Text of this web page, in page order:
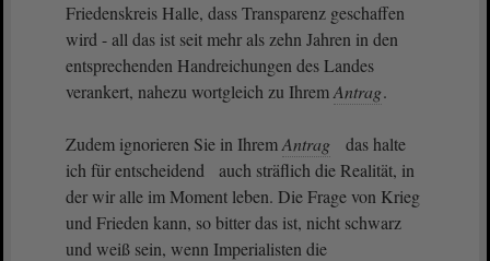
Friedenskreis Halle, dass Transparenz geschaffen
wird - all das ist seit mehr als zehn Jahren in den
entsprechenden Handreichungen des Landes
verankert, nahezu wortgleich zu IhremAntrag.
Zudem ignorieren Sie in IhremAntrag das halte
ich für entscheidend auch sträflich die Realität, in
der wir alle im Moment leben. Die Frage von Krieg
und Frieden kann, so bitter das ist, nicht schwarz
und weiß sein, wenn Imperialisten die